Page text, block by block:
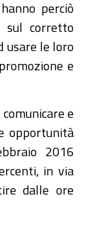
perciò
sul corretto
usare le loro
e
e
opportunità
2016
in via
dalle ore